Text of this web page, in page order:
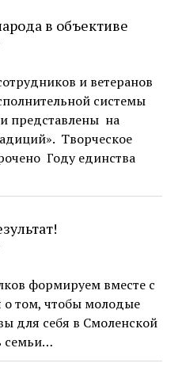
в объективе
и ветеранов
системы
представлены на
Творческое
Году единства
формируем вместе с
том, чтобы молодые
для себя в Смоленской
семьи…